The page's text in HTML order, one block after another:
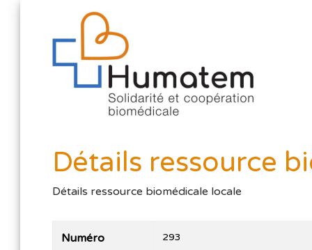
Détails ressource
Détails ressource biomédicale locale
Numéro 293